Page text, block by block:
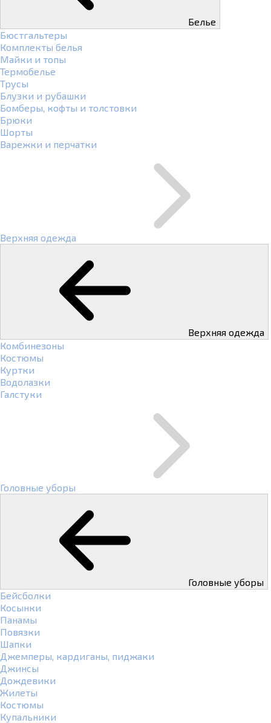
Белье
Бюстгальтеры
Комплекты белья
Майки и топы
Термобелье
Трусы
Блузки и рубашки
Бомберы, кофты и толстовки
Брюки
Шорты
Варежки и перчатки
Верхняя одежда
Верхняя одежда
Комбинезоны
Костюмы
Куртки
Водолазки
Галстуки
Головные уборы
Головные уборы
Бейсболки
Косынки
Панамы
Повязки
Шапки
Джемперы, кардиганы, пиджаки
Джинсы
Дождевики
Жилеты
Костюмы
Купальники